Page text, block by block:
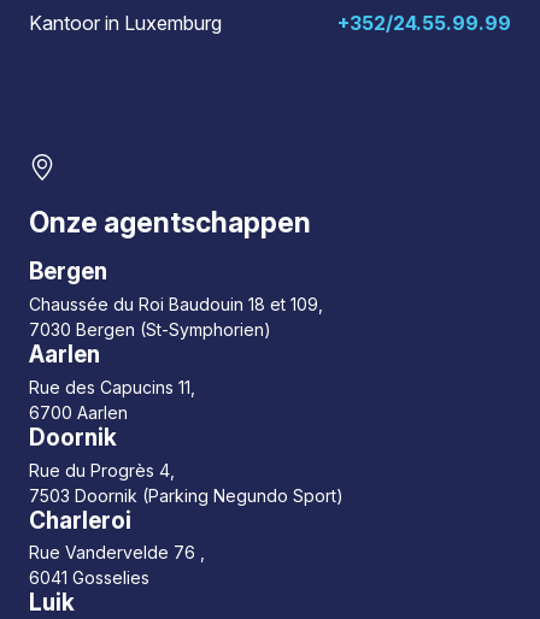
Kantoor in Luxemburg
+352/24.55.99.99
Onze agentschappen
Bergen
Chaussée du Roi Baudouin 18 et 109,
7030 Bergen (St-Symphorien)
Aarlen
Rue des Capucins 11,
6700 Aarlen
Doornik
Rue du Progrès 4,
7503 Doornik (Parking Negundo Sport)
Charleroi
Rue Vandervelde 76 ,
6041 Gosselies
Luik